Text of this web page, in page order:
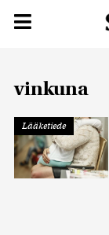
vinkuna
Lääketiede